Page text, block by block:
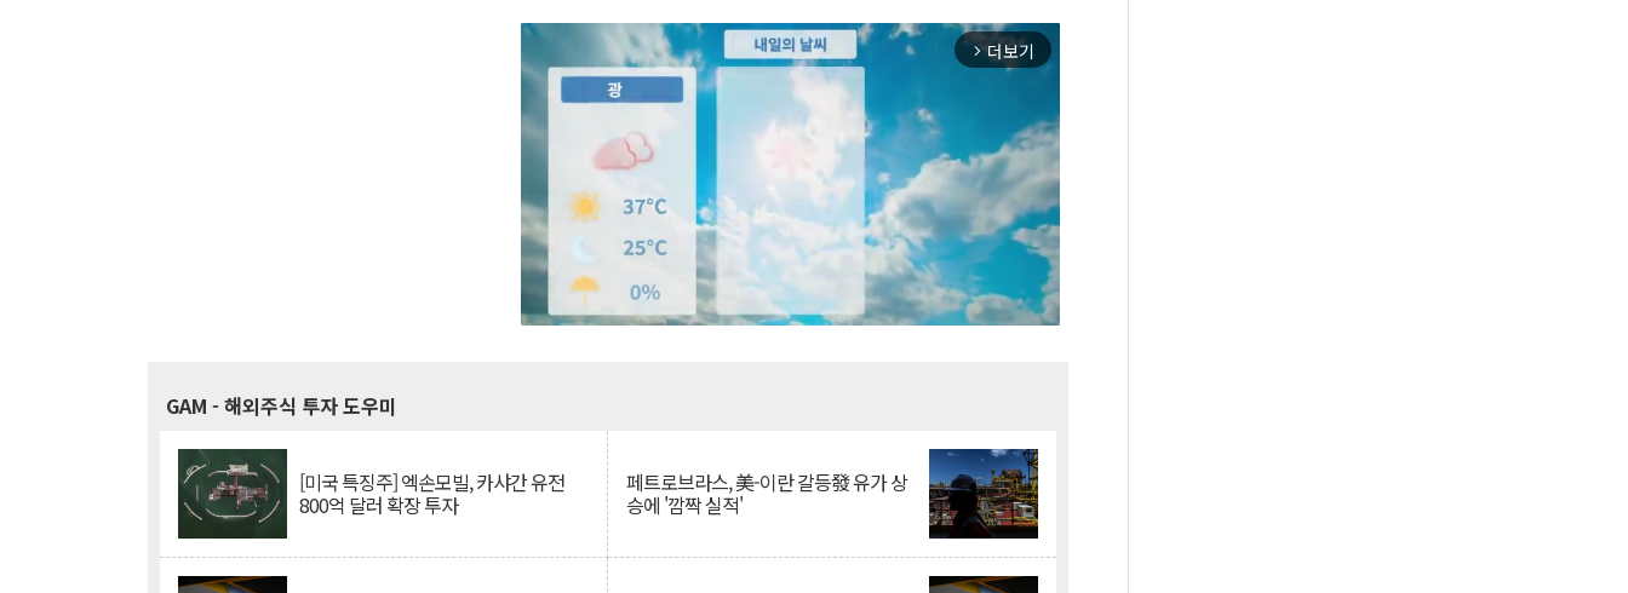
arrow_forward_ios 더보기
GAM - 해외주식 투자 도우미
[미국 특징주] 엑손모빌, 카샤간 유전
800억 달러 확장 투자
페트로브라스, 美-이란 갈등發 유가 상
승에 '깜짝 실적'